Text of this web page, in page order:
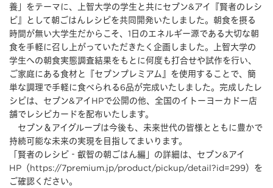
養」をテーマに、上智大学の学生と共にセブン&アイ『賢者のレシ
ピ』として朝ごはんレシピを共同開発いたしました。朝食を摂る
時間が無い大学生だからこそ、1日のエネルギー源である大切な朝
食を手軽に召し上がっていただきたく企画しました。上智大学の
学生への朝食実態調査結果をもとに何度も打合せや試作を行い、
ご家庭にある食材と『セブンプレミアム』を使用することで、簡
単な調理で手軽に食べられる6品が完成いたしました。完成したレ
シピは、セブン&アイHPで公開の他、全国のイトーヨーカドー店
舗でレシピカードを配布いたします。
セブン＆アイグループは今後も、未来世代の皆様とともに豊かで
持続可能な未来の実現を目指してまいります。
「賢者のレシピ‐叡智の朝ごはん編」の詳細は、セブン&アイ
HP（https://7premium.jp/product/pickup/detail?id=299）を
ご確認ください。